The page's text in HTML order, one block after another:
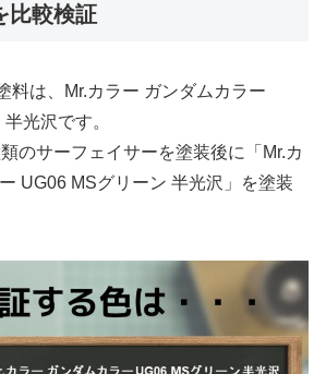
比較検証
料は、Mr.カラー ガンダムカラー
光沢です。
のサーフェイサーを塗装後に「Mr.カ
UG06 MSグリーン 半光沢」を塗装